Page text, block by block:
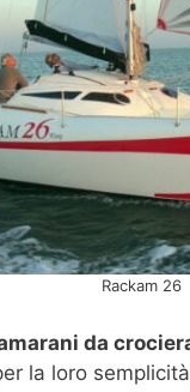
Rackam 26
da
la loro